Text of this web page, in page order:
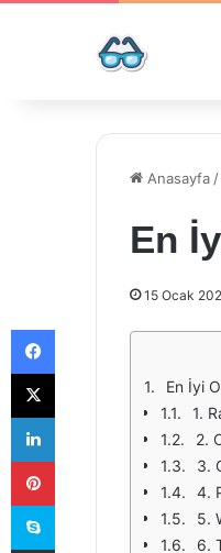
Anasayfa /
En
15 Ocak
En İyi
1.
2.
3.
4.
5.
6.
Facebook
X
LinkedIn
Pinterest
Skype
E-Posta ile paylaş